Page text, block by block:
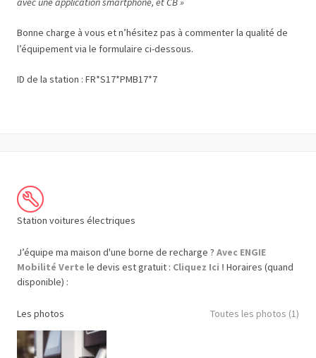
Bonne charge à vous et n’hésitez pas à commenter la qualité de
l’équipement via le formulaire ci-dessous.
ID de la station : FR*S17*PMB17*7
Station voitures électriques
J’équipe ma maison d'une borne de recharge ? Avec ENGIE
Mobilité Verte le devis est gratuit : Cliquez Ici ! Horaires (quand
disponible) :
Les photos Toutes les photos (1)